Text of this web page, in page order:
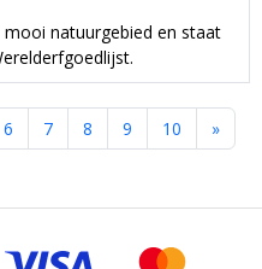
mooi natuurgebied en staat
6 7 8 9 10 »